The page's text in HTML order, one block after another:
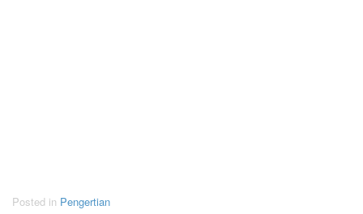
Posted in Pengertian